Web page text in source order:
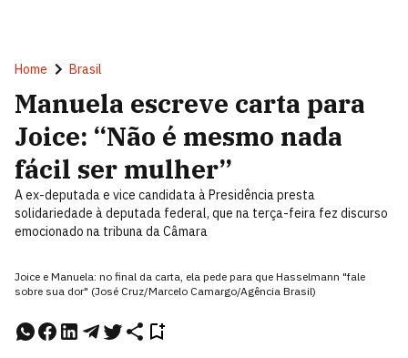
Home Brasil
Manuela escreve carta para
Joice: “Não é mesmo nada
fácil ser mulher”
A ex-deputada e vice candidata à Presidência presta
solidariedade à deputada federal, que na terça-feira fez discurso
emocionado na tribuna da Câmara
Joice e Manuela: no final da carta, ela pede para que Hasselmann "fale
sobre sua dor" (José Cruz/Marcelo Camargo/Agência Brasil)